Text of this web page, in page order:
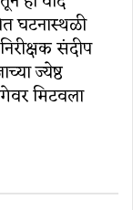
घटनास्थळी
संदीप
ज्येष्ठ
मिटवला